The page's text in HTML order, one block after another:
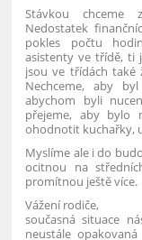
Stávkou chceme
Nedostatek
pokles počtu
asistenty ve třídě, ti
jsou ve třídách také
Nechceme, aby
abychom byli
přejeme, aby bylo
ohodnotit kuchařky,
Myslíme ale i do
ocitnou na
promítnou ještě více.
Vážení rodiče,
současná situace
neustále